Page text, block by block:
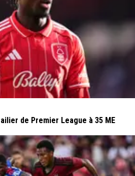
de Premier League à 35 ME